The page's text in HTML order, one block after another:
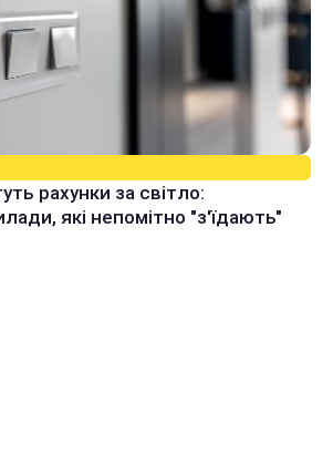
рахунки за світло:
які непомітно "з'їдають"